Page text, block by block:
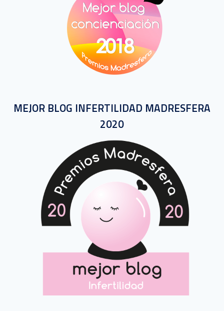
MEJOR BLOG INFERTILIDAD MADRESFERA
2020